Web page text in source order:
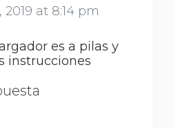
2019 at 8:14 pm
es a pilas y
instrucciones